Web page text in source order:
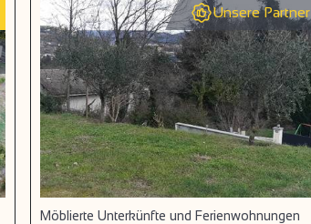
Unsere Partner
Möblierte Unterkünfte und Ferienwohnungen